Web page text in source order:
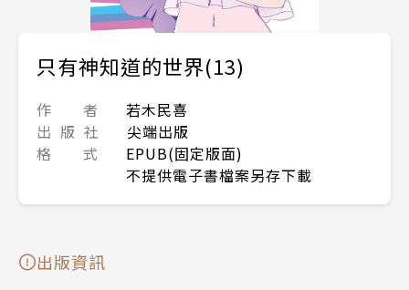
只有神知道的世界(13)
作 者
若木民喜
出 版 社
尖端出版
格 式
EPUB(固定版面)
不提供電子書檔案另存下載
出版資訊